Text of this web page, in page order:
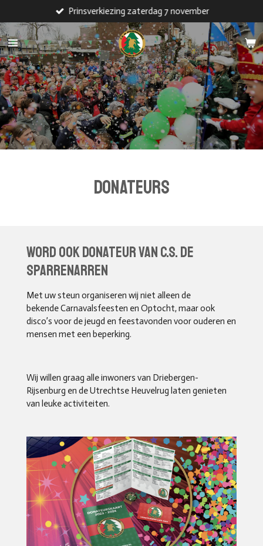
direct
naar
de
hoofdinhoud
Prinsverkiezing zaterdag 7 november
DONATEURS
Word ook donateur van c.s. de
sparrenarren
Met uw steun organiseren wij niet alleen de
bekende Carnavalsfeesten en Optocht, maar ook
disco’s voor de jeugd en feestavonden voor ouderen en
mensen met een beperking.
Wij willen graag alle inwoners van Driebergen-
Rijsenburg en de Utrechtse Heuvelrug laten genieten
van leuke activiteiten.